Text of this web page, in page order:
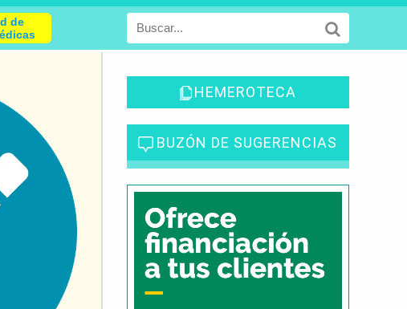
de
HEMEROTECA
BUZÓN DE SUGERENCIAS